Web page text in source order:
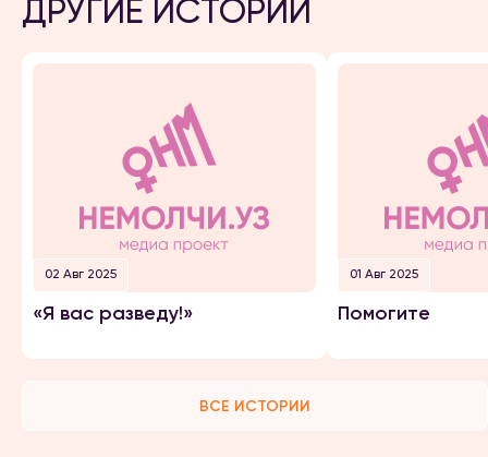
ДРУГИЕ ИСТОРИИ
02 Авг 2025
«Я вас разведу!»
01 Авг 2025
Помогите
ВСЕ ИСТОРИИ